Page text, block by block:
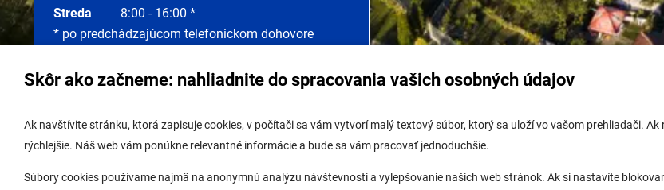
Skôr ako začneme: nahliadnite do spracovania vašich osobných údajov
Ak navštívite stránku, ktorá zapisuje cookies, v počítači sa vám vytvorí malý textový súbor, ktorý sa uloží vo vašom prehliadači.
rýchlejšie. Náš web vám ponúkne relevantné informácie a bude sa vám pracovať jednoduchšie.
Súbory cookies používame najmä na anonymnú analýzu návštevnosti a vylepšovanie našich web stránok. Ak si nastavíte
Streda 8:00 - 16:00 *
* po predchádzajúcom telefonickom dohovore
info@lamac.sk
0948337317
Úradná tabuľa - životné prostredie